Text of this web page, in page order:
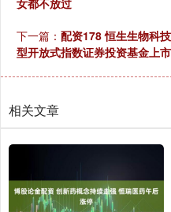
女都不放过
下一篇： 配资178 恒生生物科
型开放式指数证券投资基金上
相关文章